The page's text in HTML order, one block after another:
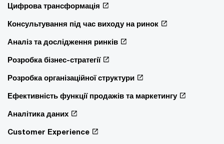
Цифрова трансформація
Консультування під час виходу на ринок
Аналіз та дослідження ринків
Розробка бізнес-стратегії
Розробка організаційної структури
Ефективність функції продажів та маркетингу
Аналітика даних
Customer Experience